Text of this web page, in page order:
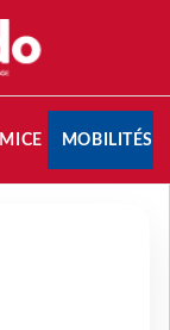
MICE MOBILITÉS